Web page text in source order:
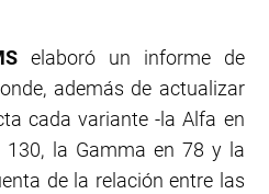
elaboró un informe de
además de actualizar
cada variante -la Alfa en
130, la Gamma en 78 y la
de la relación entre las